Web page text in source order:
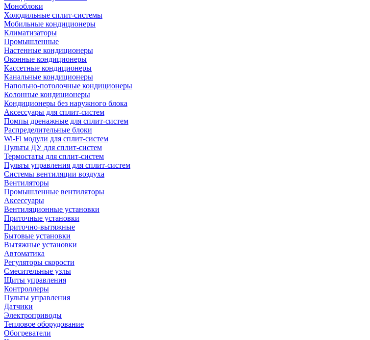
Моноблоки
Холодильные сплит-системы
Мобильные кондиционеры
Климатизаторы
Промышленные
Настенные кондиционеры
Оконные кондиционеры
Кассетные кондиционеры
Канальные кондиционеры
Напольно-потолочные кондиционеры
Колонные кондиционеры
Кондиционеры без наружного блока
Аксессуары для сплит-систем
Помпы дренажные для сплит-систем
Распределительные блоки
Wi-Fi модули для сплит-систем
Пульты ДУ для сплит-систем
Термостаты для сплит-систем
Пульты управления для сплит-систем
Системы вентиляции воздуха
Вентиляторы
Промышленные вентиляторы
Аксессуары
Вентиляционные установки
Приточные установки
Приточно-вытяжные
Бытовые установки
Вытяжные установки
Автоматика
Регуляторы скорости
Смесительные узлы
Щиты управления
Контроллеры
Пульты управления
Датчики
Электроприводы
Тепловое оборудование
Обогреватели